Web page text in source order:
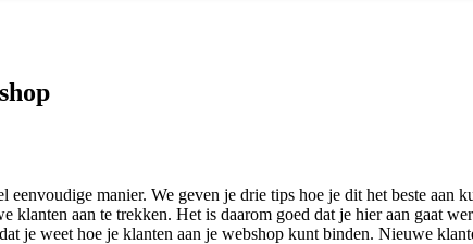
manier. We geven je drie tips hoe je dit het beste
klanten aan te trekken. Het is daarom goed dat je hier aan gaat
je weet hoe je klanten aan je webshop kunt binden. Nieuwe